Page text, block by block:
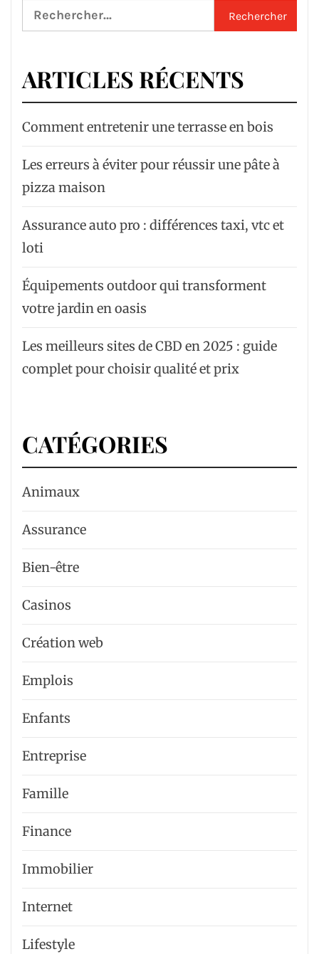
Rechercher :
ARTICLES RÉCENTS
Comment entretenir une terrasse en bois
Les erreurs à éviter pour réussir une pâte à
pizza maison
Assurance auto pro : différences taxi, vtc et
loti
Équipements outdoor qui transforment
votre jardin en oasis
Les meilleurs sites de CBD en 2025 : guide
complet pour choisir qualité et prix
CATÉGORIES
Animaux
Assurance
Bien-être
Casinos
Création web
Emplois
Enfants
Entreprise
Famille
Finance
Immobilier
Internet
Lifestyle